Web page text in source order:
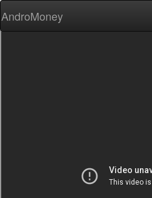
AndroMoney